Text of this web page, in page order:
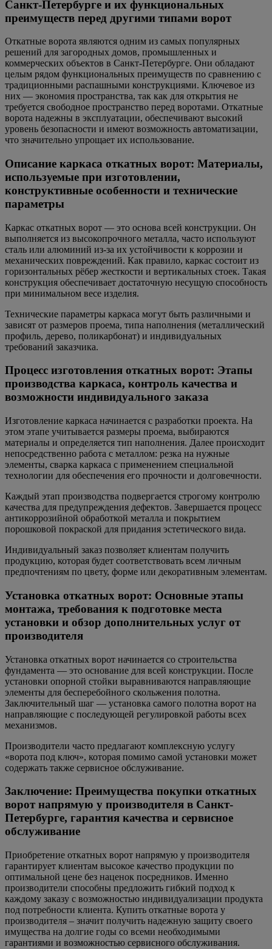
Санкт-Петербурге и их функциональных
преимуществ перед другими типами ворот
Откатные ворота являются одним из самых популярных
решений для загородных домов, промышленных и
коммерческих объектов в Санкт-Петербурге. Они обладают
целым рядом функциональных преимуществ по сравнению с
традиционными распашными конструкциями. Ключевое из
них — экономия пространства, так как для открытия не
требуется свободное пространство перед воротами. Откатные
ворота надежны в эксплуатации, обеспечивают высокий
уровень безопасности и имеют возможность автоматизации,
что значительно упрощает их использование.
Описание каркаса откатных ворот: Материалы,
используемые при изготовлении,
конструктивные особенности и технические
параметры
Каркас откатных ворот — это основа всей конструкции. Он
выполняется из высокопрочного металла, часто используют
сталь или алюминий из-за их устойчивости к коррозии и
механических повреждений. Как правило, каркас состоит из
горизонтальных рёбер жесткости и вертикальных стоек. Такая
конструкция обеспечивает достаточную несущую способность
при минимальном весе изделия.
Технические параметры каркаса могут быть различными и
зависят от размеров проема, типа наполнения (металлический
профиль, дерево, поликарбонат) и индивидуальных
требований заказчика.
Процесс изготовления откатных ворот: Этапы
производства каркаса, контроль качества и
возможности индивидуального заказа
Изготовление каркаса начинается с разработки проекта. На
этом этапе учитывается размеры проема, выбираются
материалы и определяется тип наполнения. Далее происходит
непосредственно работа с металлом: резка на нужные
элементы, сварка каркаса с применением специальной
технологии для обеспечения его прочности и долговечности.
Каждый этап производства подвергается строгому контролю
качества для предупреждения дефектов. Завершается процесс
антикоррозийной обработкой металла и покрытием
порошковой покраской для придания эстетического вида.
Индивидуальный заказ позволяет клиентам получить
продукцию, которая будет соответствовать всем личным
предпочтениям по цвету, форме или декоративным элементам.
Установка откатных ворот: Основные этапы
монтажа, требования к подготовке места
установки и обзор дополнительных услуг от
производителя
Установка откатных ворот начинается со строительства
фундамента — это основание для всей конструкции. После
установки опорной стойки выравниваются направляющие
элементы для бесперебойного скольжения полотна.
Заключительный шаг — установка самого полотна ворот на
направляющие с последующей регулировкой работы всех
механизмов.
Производители часто предлагают комплексную услугу
«ворота под ключ», которая помимо самой установки может
содержать также сервисное обслуживание.
Заключение: Преимущества покупки откатных
ворот напрямую у производителя в Санкт-
Петербурге, гарантия качества и сервисное
обслуживание
Приобретение откатных ворот напрямую у производителя
гарантирует клиентам высокое качество продукции по
оптимальной цене без наценок посредников. Именно
производители способны предложить гибкий подход к
каждому заказу с возможностью индивидуализации продукта
под потребности клиента. Купить откатные ворота у
производителя – значит получить надежную защиту своего
имущества на долгие годы со всеми необходимыми
гарантиями и возможностью сервисного обслуживания.